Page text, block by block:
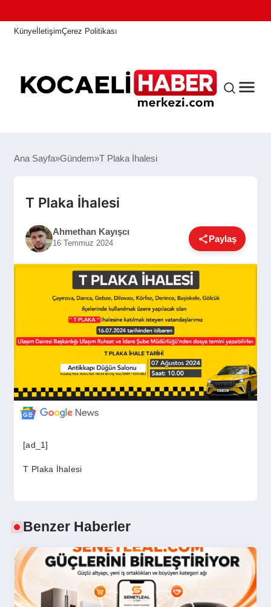
KünyeİletişimÇerez Politikası
ANASAYFA
KOCAELI HABER
ASAYIŞ
EKONOMI
YAŞAM
Ana Sayfa Gündem T Plaka İhalesi
T Plaka İhalesi
Ahmethan Kayışcı
16 Temmuz 2024 Paylaş
[ad_1]
T Plaka İhalesi
Benzer Haberler